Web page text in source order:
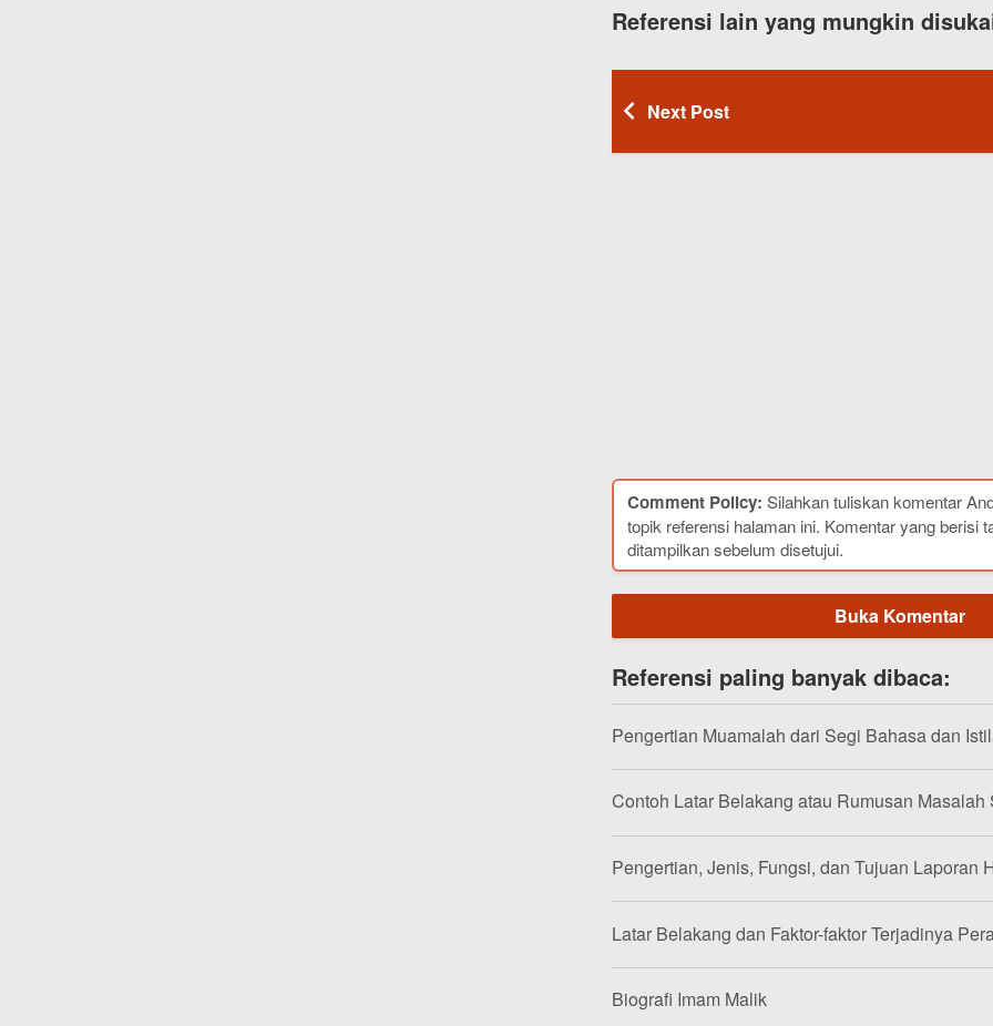
Referensi lain yang mungkin
Next Post
Comment Policy: Silahkan tuliskan komentar
topik referensi halaman ini. Komentar yang berisi
ditampilkan sebelum disetujui.
Buka Komentar
Referensi paling banyak dibaca:
Pengertian Muamalah dari Segi Bahasa dan
Contoh Latar Belakang atau Rumusan Masalah
Pengertian, Jenis, Fungsi, dan Tujuan Laporan
Latar Belakang dan Faktor-faktor Terjadinya
Biografi Imam Malik